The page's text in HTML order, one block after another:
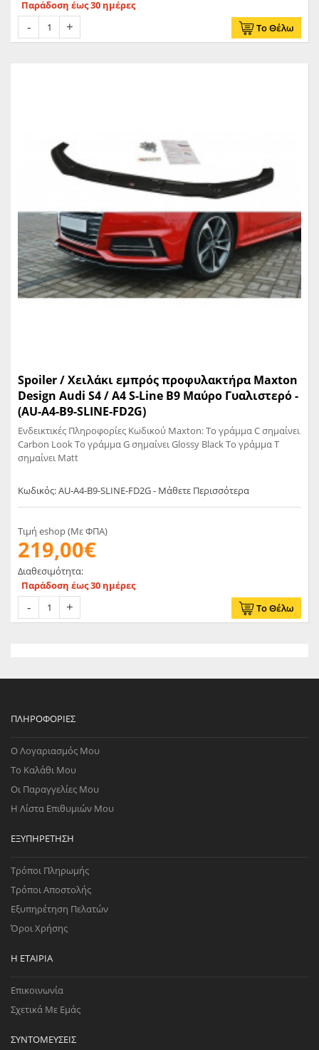
Παράδοση έως 30 ημέρες
Το Θέλω
Spoiler / Χειλάκι εμπρός προφυλακτήρα Maxton
Design Audi S4 / A4 S-Line B9 Μαύρο Γυαλιστερό -
(AU-A4-B9-SLINE-FD2G)
Ενδεικτικές Πληροφορίες Κωδικού Maxton: Το γράμμα C σημαίνει
Carbon Look Το γράμμα G σημαίνει Glossy Black Το γράμμα T
σημαίνει Matt
Κωδικός: AU-A4-B9-SLINE-FD2G - Μάθετε Περισσότερα
Τιμή eshop (Με ΦΠΑ)
219,00€
Διαθεσιμότητα:
Παράδοση έως 30 ημέρες
Το Θέλω
ΠΛΗΡΟΦΟΡΊΕΣ
Ο Λογαριασμός Μου
Το Καλάθι Μου
Οι Παραγγελίες Μου
Η Λίστα Επιθυμιών Μου
ΕΞΥΠΗΡΈΤΗΣΗ
Τρόποι Πληρωμής
Τρόποι Αποστολής
Εξυπηρέτηση Πελατών
Όροι Χρήσης
Η ΕΤΑΙΡΊΑ
Επικοινωνία
Σχετικά Με Εμάς
ΣΥΝΤΟΜΕΎΣΕΙΣ